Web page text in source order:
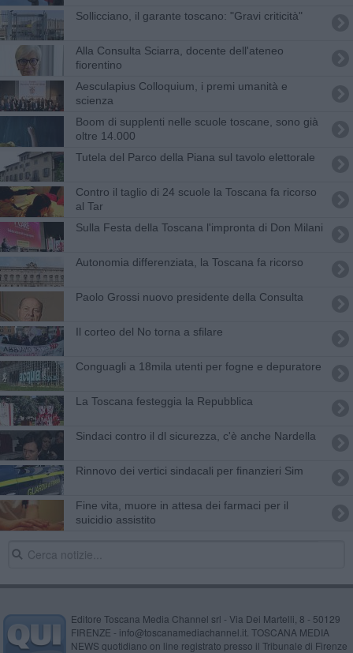
Sollicciano, il garante toscano: "Gravi criticità"
Alla Consulta Sciarra, docente dell'ateneo
fiorentino
Aesculapius Colloquium, i premi umanità e
scienza
Boom di supplenti nelle scuole toscane, sono già
oltre 14.000
Tutela del Parco della Piana sul tavolo elettorale
Contro il taglio di 24 scuole la Toscana fa ricorso
al Tar
Sulla Festa della Toscana l'impronta di Don Milani
Autonomia differenziata, la Toscana fa ricorso
Paolo Grossi nuovo presidente della Consulta
Il corteo del No torna a sfilare
Conguagli a 18mila utenti per fogne e depuratore
La Toscana festeggia la Repubblica
Sindaci contro il dl sicurezza, c'è anche Nardella
Rinnovo dei vertici sindacali per finanzieri Sim
Fine vita, muore in attesa dei farmaci per il
suicidio assistito
Editore Toscana Media Channel srl - Via Dei Martelli, 8 - 50129
FIRENZE - info@toscanamediachannel.it. TOSCANA MEDIA
NEWS quotidiano on line registrato presso il Tribunale di Firenze